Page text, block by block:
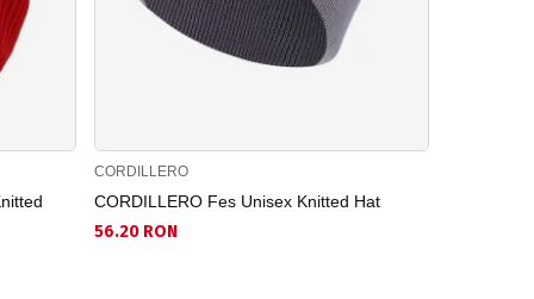
CORDILLERO
CORDILLERO Fes Unisex Knitted Hat
56.20 RON